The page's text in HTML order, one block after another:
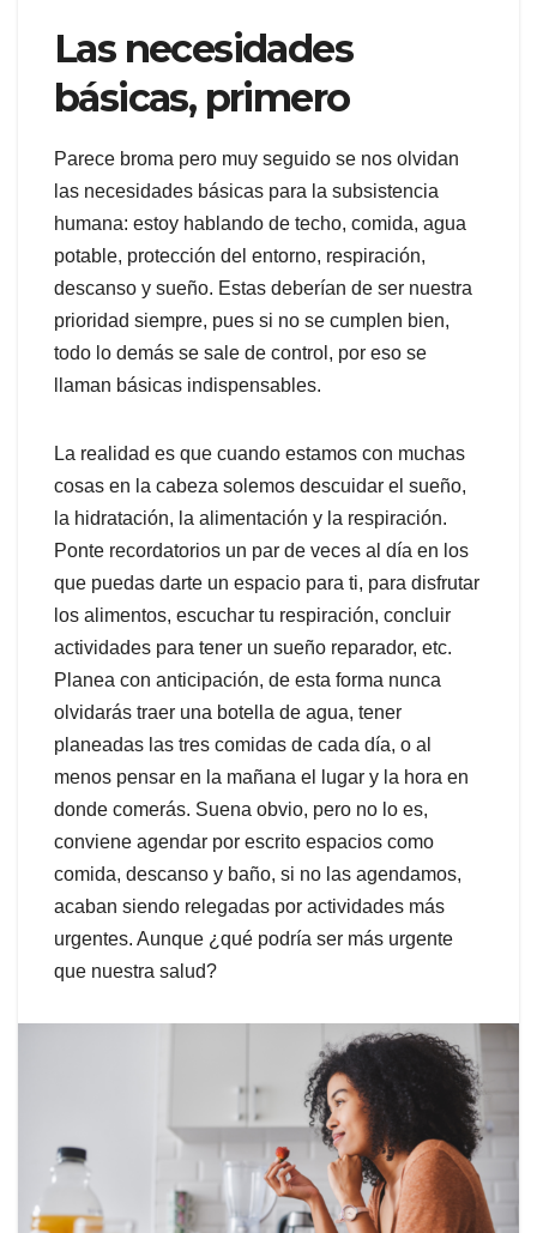
Las necesidades
básicas, primero
Parece broma pero muy seguido se nos olvidan
las necesidades básicas para la subsistencia
humana: estoy hablando de techo, comida, agua
potable, protección del entorno, respiración,
descanso y sueño. Estas deberían de ser nuestra
prioridad siempre, pues si no se cumplen bien,
todo lo demás se sale de control, por eso se
llaman básicas indispensables.
La realidad es que cuando estamos con muchas
cosas en la cabeza solemos descuidar el sueño,
la hidratación, la alimentación y la respiración.
Ponte recordatorios un par de veces al día en los
que puedas darte un espacio para ti, para disfrutar
los alimentos, escuchar tu respiración, concluir
actividades para tener un sueño reparador, etc.
Planea con anticipación, de esta forma nunca
olvidarás traer una botella de agua, tener
planeadas las tres comidas de cada día, o al
menos pensar en la mañana el lugar y la hora en
donde comerás. Suena obvio, pero no lo es,
conviene agendar por escrito espacios como
comida, descanso y baño, si no las agendamos,
acaban siendo relegadas por actividades más
urgentes. Aunque ¿qué podría ser más urgente
que nuestra salud?